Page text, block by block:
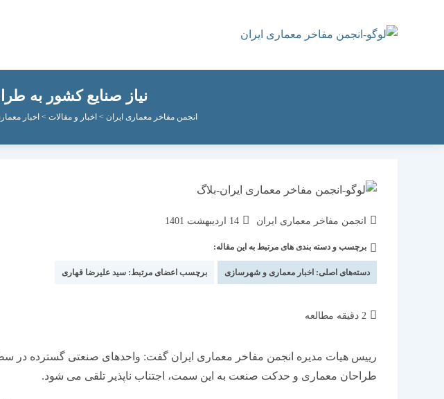
نیاز صنایع کشور به
انجمن مفاخر معماری ایران > اخبار و مقالات > اخبار
نویسندهٔ
انجمن مفاخر معماری ایران
نوشته
شده
است:
14 اردیبهشت 1401
دسته‌
نوشته:
برچسب و دسته بندی های مرتبط به این مقاله:
دسته‌های اصلی: اخبار معماری و شهرسازی برچسب اعضای مرتبط:سید علیرضا قهاری
زمان
2 دقیقه مطالعه
رییس هیات مدیره انجمن مفاخر معماری ایران گفت: واحدهای صنعتی گسترده در
طراحان معماری و حدکت صنعت به این سمت، اجتناب ناپذیر تلقی می شود.